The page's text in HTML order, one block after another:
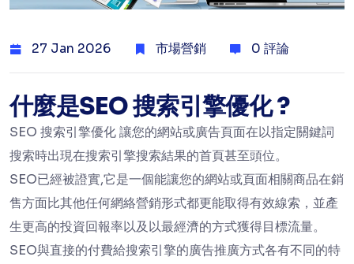
27 Jan 2026 市場營銷 0 評論
什麼是SEO 搜索引擎優化 ?
SEO 搜索引擎優化 讓您的網站或廣告頁面在以指定關鍵詞
搜索時出現在搜索引擎搜索結果的首頁甚至頭位。
SEO已經被證實,它是一個能讓您的網站或頁面相關商品在銷
售方面比其他任何網絡營銷形式都更能取得有效線索，並產
生更高的投資回報率以及以最經濟的方式獲得目標流量。
SEO與直接的付費給搜索引擎的廣告推廣方式各有不同的特